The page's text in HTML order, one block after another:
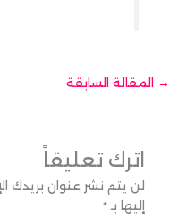
→ المقالة السابقة
اترك تعليقاً
لن يتم نشر عنوان بريدك
إليها بـ *